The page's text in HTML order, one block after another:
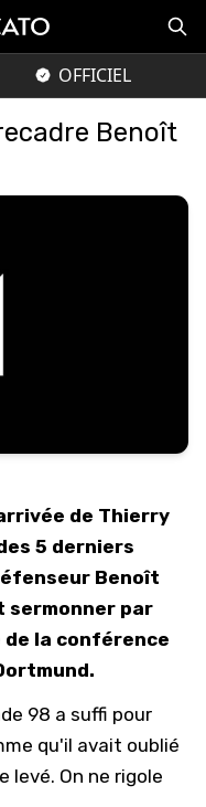
OFFICIEL
Benoît
de Thierry
5 derniers
Benoît
sermonner par
la conférence
98 a suffi pour
qu'il avait oublié
levé. On ne rigole